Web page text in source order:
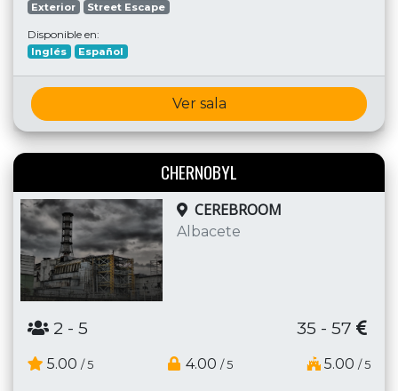
Exterior
Street Escape
Disponible en:
Inglés Español
Ver sala
CHERNOBYL
CEREBROOM
Albacete
2 - 5 35 - 57
5.00 / 5 4.00 / 5 5.00 / 5